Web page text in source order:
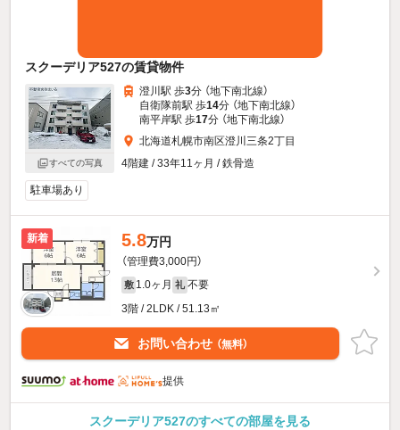
スクーデリア527の賃貸物件
すべての写真
澄川駅 歩3分 （地下南北線）
自衛隊前駅 歩14分 （地下南北線）
南平岸駅 歩17分 （地下南北線）
北海道札幌市南区澄川三条2丁目
4階建 / 33年11ヶ月 / 鉄骨造
駐車場あり
新着 5.8万円
（管理費3,000円）
敷 1.0ヶ月 礼 不要
3階 / 2LDK / 51.13㎡
お問い合わせ （無料）
提供
スクーデリア527のすべての部屋を見る